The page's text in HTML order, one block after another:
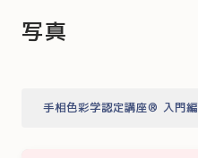
写真
手相色彩学認定講座®︎ 入門編